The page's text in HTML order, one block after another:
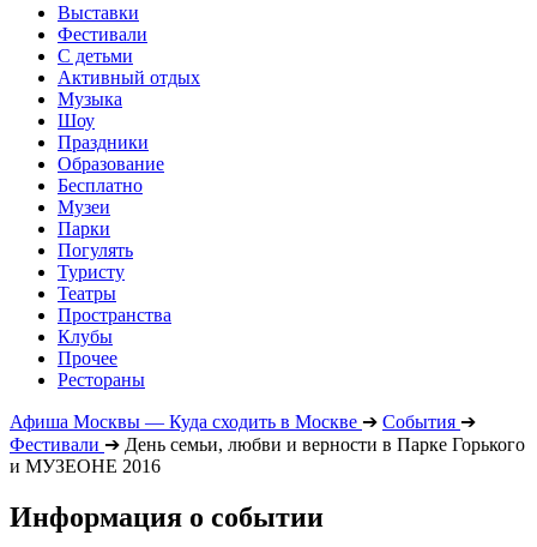
Выставки
Фестивали
С детьми
Активный отдых
Музыка
Шоу
Праздники
Образование
Бесплатно
Музеи
Парки
Погулять
Туристу
Театры
Пространства
Клубы
Прочее
Рестораны
Афиша Москвы — Куда сходить в Москве ➔ События ➔
Фестивали ➔ День семьи, любви и верности в Парке Горького
и МУЗЕОНЕ 2016
Информация о событии